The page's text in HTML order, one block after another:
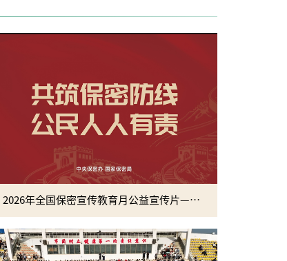
2026年全国保密宣传教育月公益宣传片—方寸之间